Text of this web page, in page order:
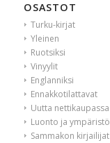
OSASTOT
Turku-kirjat
Yleinen
Ruotsiksi
Vinyylit
Englanniksi
Ennakkotilattavat
Uutta nettikaupassa
Luonto ja ympäristö
Sammakon kirjailijat